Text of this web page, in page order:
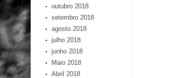
outubro 2018
setembro 2018
agosto 2018
julho 2018
junho 2018
Maio 2018
Abril 2018